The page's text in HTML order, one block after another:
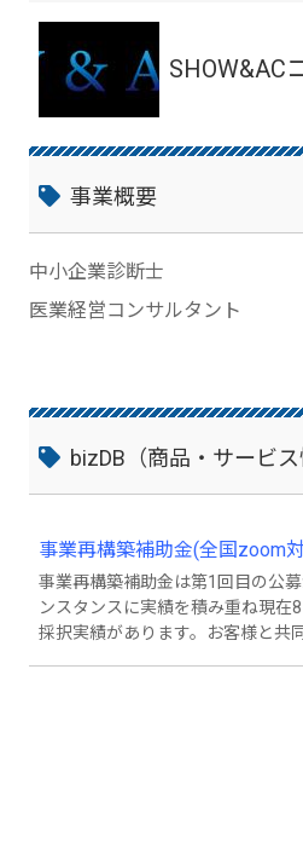
SHOW&AC
事業概要
中小企業診断士
医業経営コンサルタント
bizDB（商品・サービス
事業再構築補助金(全国zoom
事業再構築補助金は第1回目の公
ンスタンスに実績を積み重ね現在
採択実績があります。お客様と共